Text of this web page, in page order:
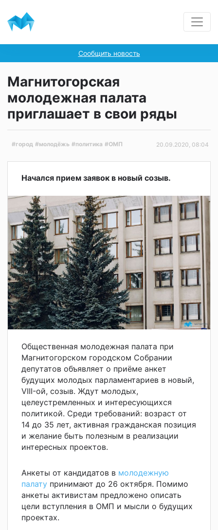
Сообщить новость
Магнитогорская
молодежная палата
приглашает в свои ряды
#город #молодёжь #политика #ОМП 20.09.2020, 08:04
Начался прием заявок в новый созыв.
Общественная молодежная палата при
Магнитогорском городском Собрании
депутатов объявляет о приёме анкет
будущих молодых парламентариев в новый,
VIII-ой, созыв. Ждут молодых,
целеустремленных и интересующихся
политикой. Среди требований: возраст от
14 до 35 лет, активная гражданская позиция
и желание быть полезным в реализации
интересных проектов.
Анкеты от кандидатов в молодежную
палату принимают до 26 октября. Помимо
анкеты активистам предложено описать
цели вступления в ОМП и мысли о будущих
проектах.